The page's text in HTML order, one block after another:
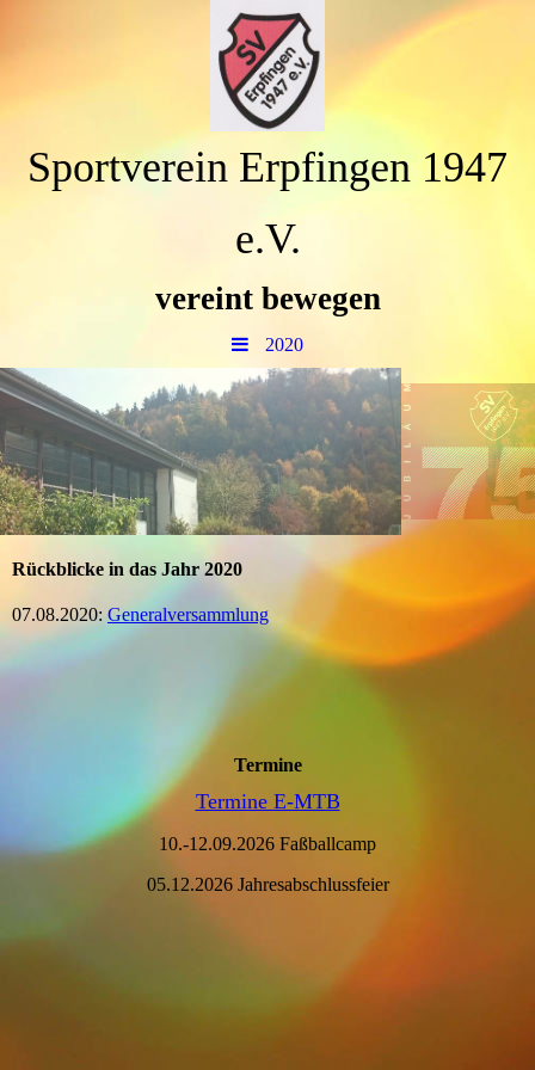
Sportverein Erpfingen 1947
e.V.
vereint bewegen
2020
Rückblicke in das Jahr 2020
07.08.2020: Generalversammlung
Termine
Termine E-MTB
10.-12.09.2026 Faßballcamp
05.12.2026 Jahresabschlussfeier